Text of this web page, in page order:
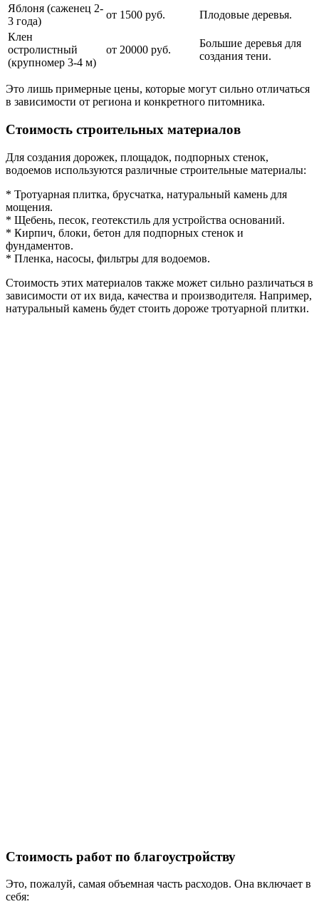
Яблоня (саженец 2-
3 года)
от 1500 руб.
Плодовые деревья.
Клен
остролистный
(крупномер 3-4 м)
от 20000 руб.
Большие деревья для
создания тени.
Это лишь примерные цены, которые могут сильно отличаться
в зависимости от региона и конкретного питомника.
Стоимость строительных материалов
Для создания дорожек, площадок, подпорных стенок,
водоемов используются различные строительные материалы:
* Тротуарная плитка, брусчатка, натуральный камень для
мощения.
* Щебень, песок, геотекстиль для устройства оснований.
* Кирпич, блоки, бетон для подпорных стенок и
фундаментов.
* Пленка, насосы, фильтры для водоемов.
Стоимость этих материалов также может сильно различаться в
зависимости от их вида, качества и производителя. Например,
натуральный камень будет стоить дороже тротуарной плитки.
Стоимость работ по благоустройству
Это, пожалуй, самая объемная часть расходов. Она включает в
себя: